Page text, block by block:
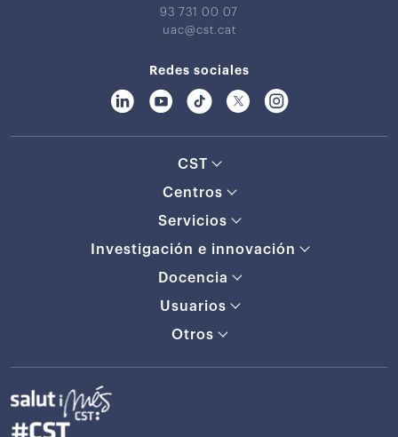
93 731 00 07
uac@cst.cat
Redes sociales
CST
Centros
Servicios
Investigación e innovación
Docencia
Usuarios
Otros